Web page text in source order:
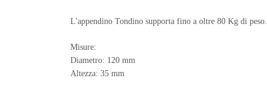
L'appendino Tondino supporta fino a oltre 80 Kg di peso.
Misure:
Diametro: 120 mm
Altezza: 35 mm